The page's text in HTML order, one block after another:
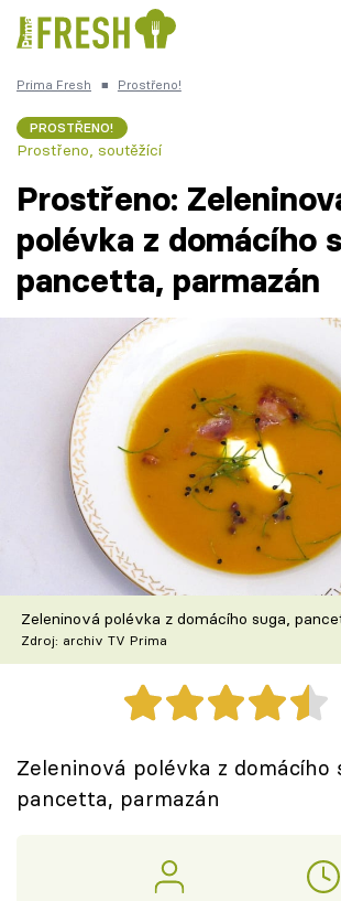
Česká kuchyně
Témata
Recepty
Články
TV Program
Škola vaření
Recepty z TV
Speciál: Cuketa
Těhotnej kuchař
Přihlášení
Prima Fresh ■ Prostřeno!
PROSTŘENO!
Prostřeno, soutěžící
Prostřeno:
polévka z domácího
pancetta, parmazán
Zeleninová polévka z domácího suga,
Zdroj: archiv TV Prima
Zeleninová polévka z domácího
pancetta, parmazán